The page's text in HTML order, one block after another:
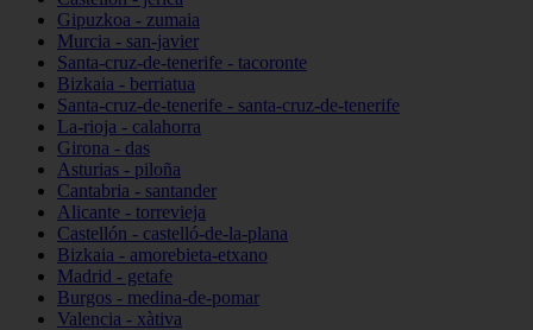
Gipuzkoa - zumaia
Murcia - san-javier
Santa-cruz-de-tenerife - tacoronte
Bizkaia - berriatua
Santa-cruz-de-tenerife - santa-cruz-de-tenerife
La-rioja - calahorra
Girona - das
Asturias - piloña
Cantabria - santander
Alicante - torrevieja
Castellón - castelló-de-la-plana
Bizkaia - amorebieta-etxano
Madrid - getafe
Burgos - medina-de-pomar
Valencia - xàtiva